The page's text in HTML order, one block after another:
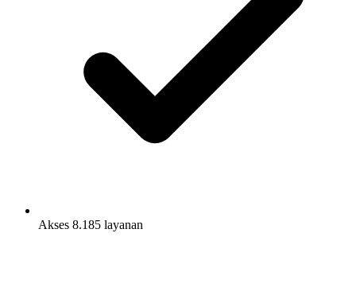
Akses 8.185 layanan